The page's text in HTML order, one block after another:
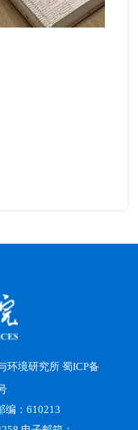
环境研究所蜀ICP备
编：610213